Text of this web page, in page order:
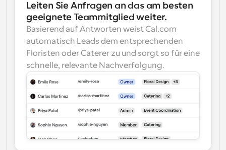
Leiten Sie Anfragen an das am besten
geeignete Teammitglied weiter.
Basierend auf Antworten weist Cal.com
automatisch Leads dem entsprechenden
Floristen oder Caterer zu und sorgt so für eine
schnelle, relevante Nachverfolgung.